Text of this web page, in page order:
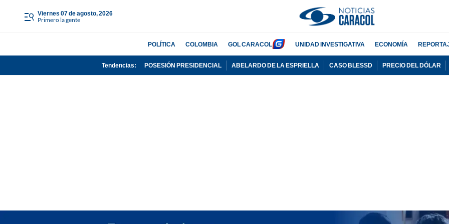
viernes 07 de agosto, 2026
Primero la gente
POLÍTICA COLOMBIA GOL CARACOL UNIDAD INVESTIGATIVA ECONOMÍA
Tendencias: POSESIÓN PRESIDENCIAL ABELARDO DE LA ESPRIELLA CASO BLESSD PRECIO DEL DÓLAR